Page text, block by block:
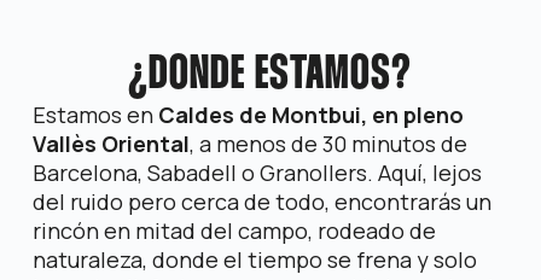
¿DONDE ESTAMOS?
Estamos en Caldes de Montbui, en pleno
Vallès Oriental, a menos de 30 minutos de
Barcelona, Sabadell o Granollers. Aquí, lejos
del ruido pero cerca de todo, encontrarás un
rincón en mitad del campo, rodeado de
naturaleza, donde el tiempo se frena y solo